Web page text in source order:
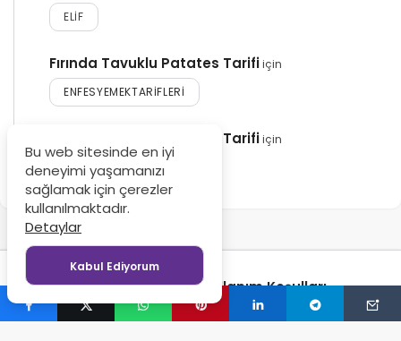
ELIF
Fırında Tavuklu Patates Tarifiiçin
ENFESYEMEKTARIFLERI
Fırında Tavuklu Patates Tarifiiçin
MAHMUT
Gizlilik Politikası
Kullanım Koşulları
© Copyright 2024-2026, Tüm Hakları Saklıdır - Enfes
Bu web sitesinde en iyi
deneyimi yaşamanızı
sağlamak için çerezler
kullanılmaktadır.
Detaylar
Kabul Ediyorum